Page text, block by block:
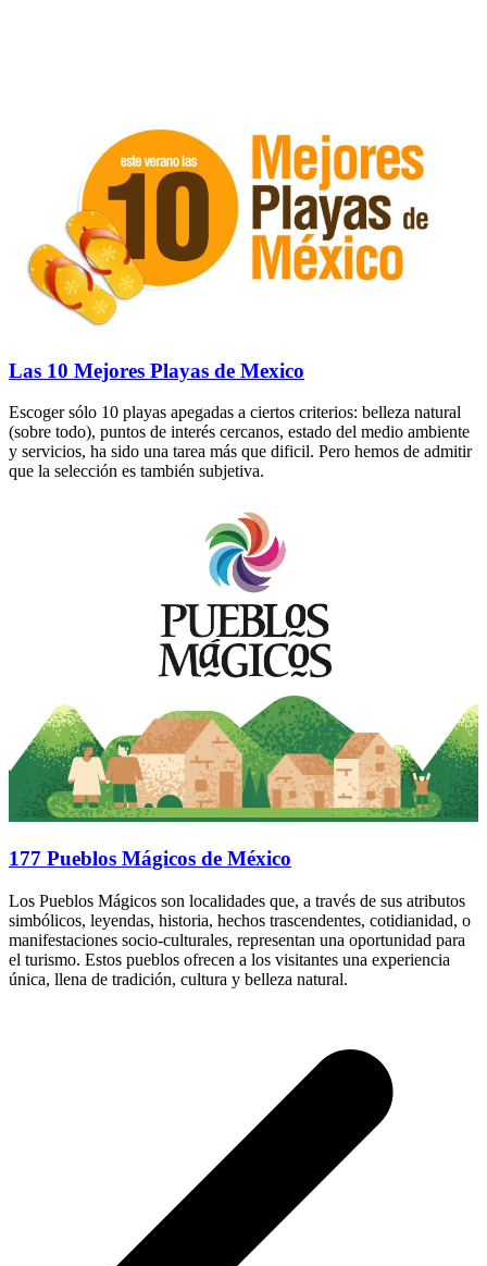
Las 10 Mejores Playas de Mexico
Escoger sólo 10 playas apegadas a ciertos criterios: belleza natural
(sobre todo), puntos de interés cercanos, estado del medio ambiente
y servicios, ha sido una tarea más que dificil. Pero hemos de admitir
que la selección es también subjetiva.
177 Pueblos Mágicos de México
Los Pueblos Mágicos son localidades que, a través de sus atributos
simbólicos, leyendas, historia, hechos trascendentes, cotidianidad, o
manifestaciones socio-culturales, representan una oportunidad para
el turismo. Estos pueblos ofrecen a los visitantes una experiencia
única, llena de tradición, cultura y belleza natural.